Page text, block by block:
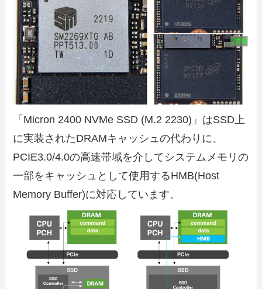
「Micron 2400 NVMe SSD (M.2 2230)」はSSD上
に実装されたDRAMキャッシュの代わりに、
PCIE3.0/4.0の高速帯域を介してシステムメモリの
一部をキャッシュとして使用するHMB(Host
Memory Buffer)に対応しています。